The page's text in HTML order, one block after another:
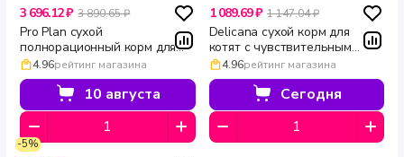
3 696.12 ₽ 3 890.65 ₽
Pro Plan сухой
полнорационный корм для
котят с индейкой и рисом для
чувствительного
пищеварения DELICATE
DIGESTION 3 кг
4.96рейтинг магазина
10 августа
1 089.69 ₽ 1 147.04 ₽
Delicana сухой корм для
котят с чувствительным
пищеварением с индейкой
1.5 кг
4.96рейтинг магазина
Сегодня
-5%